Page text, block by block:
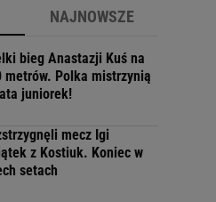
NAJNOWSZE
bieg Anastazji Kuś na
metrów. Polka mistrzynią
juniorek!
mecz Igi
z Kostiuk. Koniec w
setach